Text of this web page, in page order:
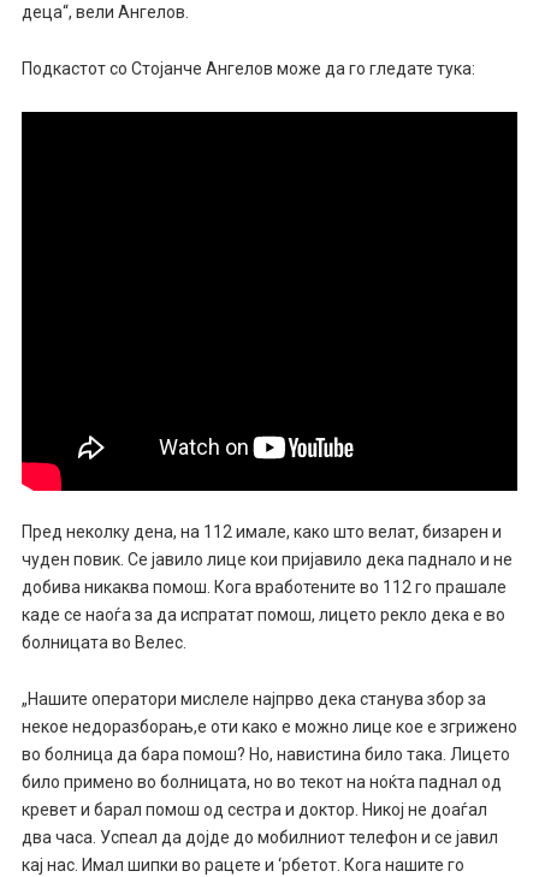
деца“, вели Ангелов.
Подкастот со Стојанче Ангелов може да го гледате тука:
Пред неколку дена, на 112 имале, како што велат, бизарен и
чуден повик. Се јавило лице кои пријавило дека паднало и не
добива никаква помош. Кога вработените во 112 го прашале
каде се наоѓа за да испратат помош, лицето рекло дека е во
болницата во Велес.
„Нашите оператори мислеле најпрво дека станува збор за
некое недоразборањ,е оти како е можно лице кое е згрижено
во болница да бара помош? Но, навистина било така. Лицето
било примено во болницата, но во текот на ноќта паднал од
кревет и барал помош од сестра и доктор. Никој не доаѓал
два часа. Успеал да дојде до мобилниот телефон и се јавил
кај нас. Имал шипки во рацете и ‘рбетот. Кога нашите го